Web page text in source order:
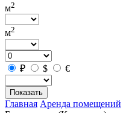
м2
м2
₽ $ €
Показать
Главная Аренда помещений